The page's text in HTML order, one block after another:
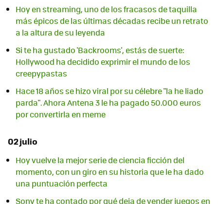
Hoy en streaming, uno de los fracasos de taquilla
más épicos de las últimas décadas recibe un retrato
a la altura de su leyenda
Si te ha gustado 'Backrooms', estás de suerte:
Hollywood ha decidido exprimir el mundo de los
creepypastas
Hace 18 años se hizo viral por su célebre "la he liado
parda". Ahora Antena 3 le ha pagado 50.000 euros
por convertirla en meme
02 julio
Hoy vuelve la mejor serie de ciencia ficción del
momento, con un giro en su historia que le ha dado
una puntuación perfecta
Sony te ha contado por qué deja de vender juegos en